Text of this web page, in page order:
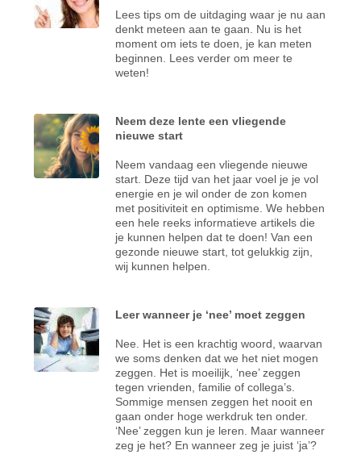
Lees tips om de uitdaging waar je nu aan
denkt meteen aan te gaan. Nu is het
moment om iets te doen, je kan meten
beginnen. Lees verder om meer te
weten!
Neem deze lente een vliegende
nieuwe start
Neem vandaag een vliegende nieuwe
start. Deze tijd van het jaar voel je je vol
energie en je wil onder de zon komen
met positiviteit en optimisme. We hebben
een hele reeks informatieve artikels die
je kunnen helpen dat te doen! Van een
gezonde nieuwe start, tot gelukkig zijn,
wij kunnen helpen.
Leer wanneer je ‘nee’ moet zeggen
Nee. Het is een krachtig woord, waarvan
we soms denken dat we het niet mogen
zeggen. Het is moeilijk, ‘nee’ zeggen
tegen vrienden, familie of collega’s.
Sommige mensen zeggen het nooit en
gaan onder hoge werkdruk ten onder.
‘Nee’ zeggen kun je leren. Maar wanneer
zeg je het? En wanneer zeg je juist ‘ja’?